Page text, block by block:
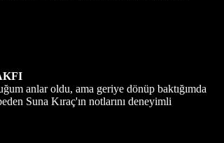
anlar oldu, ama geriye dönüp baktığımda
Suna Kıraç'ın notlarını deneyimli